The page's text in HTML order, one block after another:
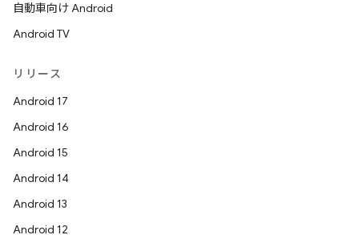
自動車向け Android
Android TV
リリース
Android 17
Android 16
Android 15
Android 14
Android 13
Android 12